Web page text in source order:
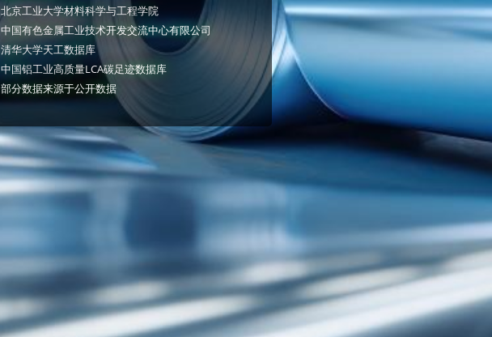
北京工业大学材料科学与工程学院
中国有色金属工业技术开发交流中心有限公司
清华大学天工数据库
中国铝工业高质量LCA碳足迹数据库
部分数据来源于公开数据